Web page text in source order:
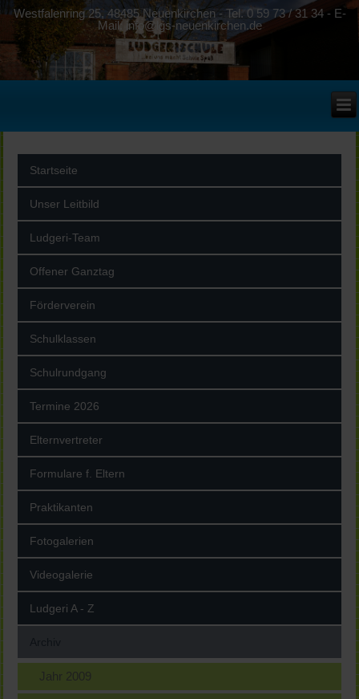
Westfalenring 25, 48485 Neuenkirchen - Tel. 0 59 73 / 31 34 - E-
Mail: info@lgs-neuenkirchen.de
Startseite
Unser Leitbild
Ludgeri-Team
Offener Ganztag
Förderverein
Schulklassen
Schulrundgang
Termine 2026
Elternvertreter
Formulare f. Eltern
Praktikanten
Fotogalerien
Videogalerie
Ludgeri A - Z
Jahr 2009